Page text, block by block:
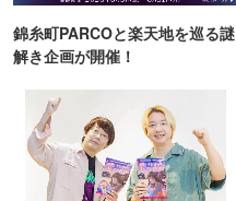
錦糸町PARCOと楽天地を巡る謎
解き企画が開催！